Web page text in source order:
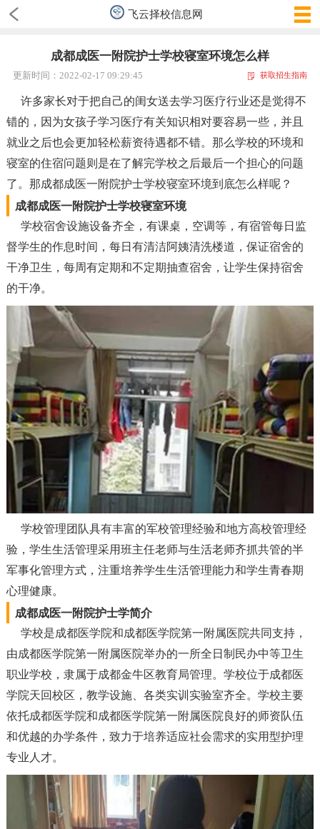
飞云择校信息网
成都成医一附院护士学校寝室环境怎么样
更新时间：2022-02-17 09:29:45 获取招生指南
许多家长对于把自己的闺女送去学习医疗行业还是觉得不
错的，因为女孩子学习医疗有关知识相对要容易一些，并且
就业之后也会更加轻松薪资待遇都不错。那么学校的环境和
寝室的住宿问题则是在了解完学校之后最后一个担心的问题
了。那成都成医一附院护士学校寝室环境到底怎么样呢？
成都成医一附院护士学校寝室环境
学校宿舍设施设备齐全，有课桌，空调等，有宿管每日监
督学生的作息时间，每日有清洁阿姨清洗楼道，保证宿舍的
干净卫生，每周有定期和不定期抽查宿舍，让学生保持宿舍
的干净。
学校管理团队具有丰富的军校管理经验和地方高校管理经
验，学生生活管理采用班主任老师与生活老师齐抓共管的半
军事化管理方式，注重培养学生生活管理能力和学生青春期
心理健康。
成都成医一附院护士学简介
学校是成都医学院和成都医学院第一附属医院共同支持，
由成都医学院第一附属医院举办的一所全日制民办中等卫生
职业学校，隶属于成都金牛区教育局管理。学校位于成都医
学院天回校区，教学设施、各类实训实验室齐全。学校主要
依托成都医学院和成都医学院第一附属医院良好的师资队伍
和优越的办学条件，致力于培养适应社会需求的实用型护理
专业人才。